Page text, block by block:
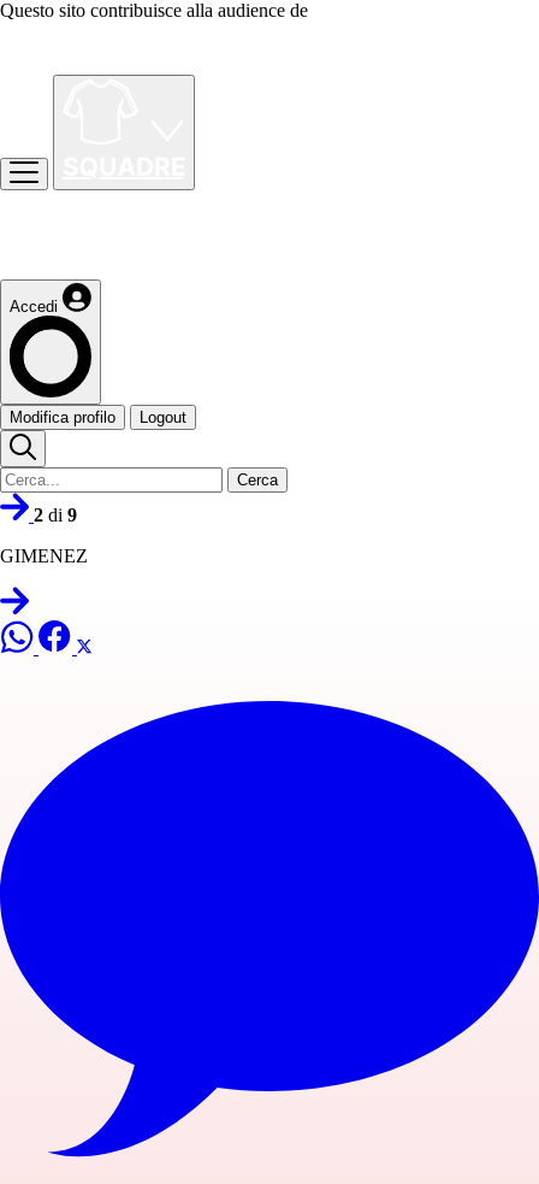
Questo sito contribuisce alla audience de
Accedi
Modifica profilo Logout
Cerca
2 di 9
GIMENEZ